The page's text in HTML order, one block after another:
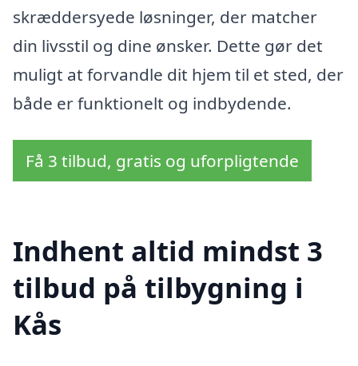
skræddersyede løsninger, der matcher
din livsstil og dine ønsker. Dette gør det
muligt at forvandle dit hjem til et sted, der
både er funktionelt og indbydende.
Få 3 tilbud, gratis og uforpligtende
Indhent altid mindst 3
tilbud på tilbygning i
Kås